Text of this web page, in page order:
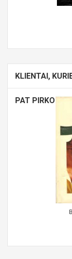
KLIENTAI,
PAT PIRKO: